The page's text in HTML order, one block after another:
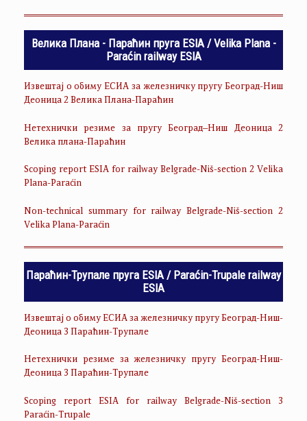
Велика Плана - Параћин пруга ESIA / Velika Plana -
Paraćin railway ESIA
Извештај о обиму ЕСИА за железничку пругу Београд-Ниш
Деоница 2 Велика Плана-Параћин
Нетехнички резиме за пругу Београд–Ниш Деоница 2
Велика плана-Параћин
Scoping report ESIA for railway Belgrade-Niš-section 2 Velika
Plana-Paraćin
Non-technical summary for railway Belgrade-Niš-section 2
Velika Plana-Paraćin
Параћин-Трупале пруга ESIA / Paraćin-Trupale railway
ESIA
Извештај о обиму ЕСИА за железничку пругу Београд-Ниш-
Деоница 3 Параћин-Трупале
Нетехнички резиме за железничку пругу Београд-Ниш-
Деоница 3 Параћин-Трупале
Scoping report ESIA for railway Belgrade-Niš-section 3
Paraćin-Trupale